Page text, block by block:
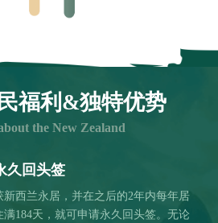
福利&独特优势
the New Zealand
久回头签
新西兰永居，并在之后的2年内每年居
满184天，就可申请永久回头签。无论